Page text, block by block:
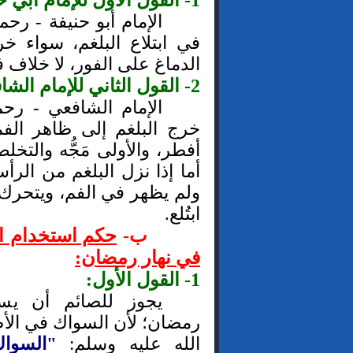
الإمام أبو حنيفة -
في ابتلاع البلغم،
الدماغ على الفور، لا
2- القول الثاني للإمام الشافعي:
الإمام الشافعي -
خرج البلغم إلى ظاهر
أفطر، والأولى مَجُّه
أما إذا نزل البلغم من
ولم يظهر في الفم،
ابتُلع.
ب- حكم استخدام
في نهار رمضان:
1- القول الأول:
يجوز للصائم أن
رمضان؛ لأن السواك في
الله عليه وسلم: